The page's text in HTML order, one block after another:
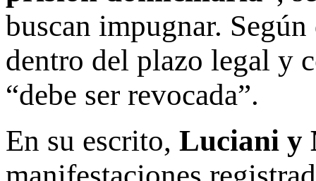
buscan impugnar.
dentro del plazo legal y
“debe ser revocada”.
En su escrito, Luciani y